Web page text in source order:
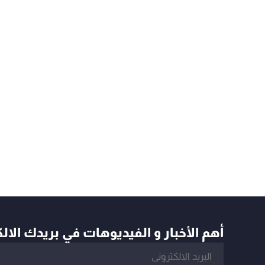
أهم الأخبار و الفيديوهات في بريدك